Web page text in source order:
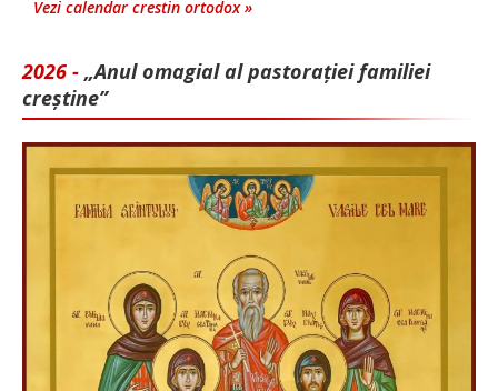
Vezi calendar crestin ortodox »
2026 - „Anul omagial al pastorației familiei
creștine”